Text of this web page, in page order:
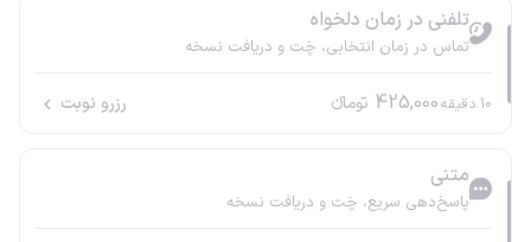
تلفنی در زمان دلخواه
تماس در زمان انتخابی، چَت و دریافت نسخه
10 دقیقه425,000 تومانء رزرو نوبت
متنی
پاسخ‌دهی سریع، چَت و دریافت نسخه